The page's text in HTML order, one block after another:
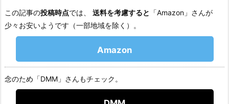
この記事の投稿時点では、 送料を考慮すると 「Amazon」さんが
少々お安いようです（一部地域を除く）。
Amazon
念のため「DMM」さんもチェック。